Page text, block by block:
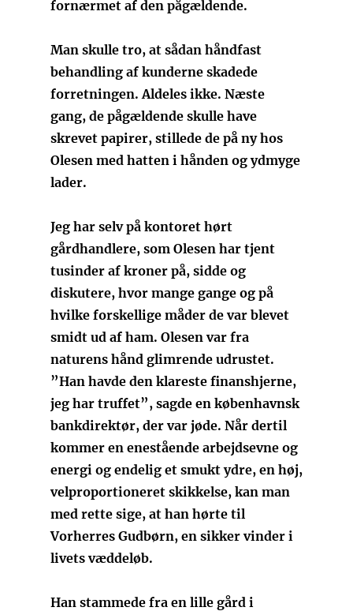
fornærmet af den pågældende.
Man skulle tro, at sådan håndfast
behandling af kunderne skadede
forretningen. Aldeles ikke. Næste
gang, de pågældende skulle have
skrevet papirer, stillede de på ny hos
Olesen med hatten i hånden og ydmyge
lader.
Jeg har selv på kontoret hørt
gårdhandlere, som Olesen har tjent
tusinder af kroner på, sidde og
diskutere, hvor mange gange og på
hvilke forskellige måder de var blevet
smidt ud af ham. Olesen var fra
naturens hånd glimrende udrustet.
”Han havde den klareste finanshjerne,
jeg har truffet”, sagde en københavnsk
bankdirektør, der var jøde. Når dertil
kommer en enestående arbejdsevne og
energi og endelig et smukt ydre, en høj,
velproportioneret skikkelse, kan man
med rette sige, at han hørte til
Vorherres Gudbørn, en sikker vinder i
livets væddeløb.
Han stammede fra en lille gård i